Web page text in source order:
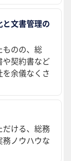
文書管理の
ものの、総
契約書など
余儀なくさ
ける、総務
ノウハウな